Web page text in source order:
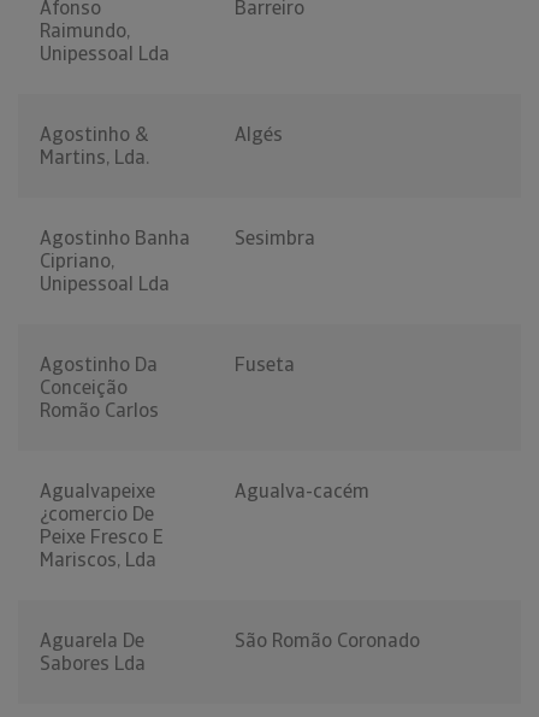
Afonso
Raimundo,
Unipessoal Lda
Barreiro
Agostinho &
Martins, Lda.
Algés
Agostinho Banha
Cipriano,
Unipessoal Lda
Sesimbra
Agostinho Da
Conceição
Romão Carlos
Fuseta
Agualvapeixe
¿comercio De
Peixe Fresco E
Mariscos, Lda
Agualva-cacém
Aguarela De
Sabores Lda
São Romão Coronado